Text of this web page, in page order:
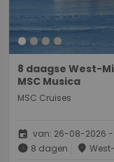
8 daagse West-
MSC Musica
MSC Cruises
event van: 26-08-2026
schedule 8 dagen place